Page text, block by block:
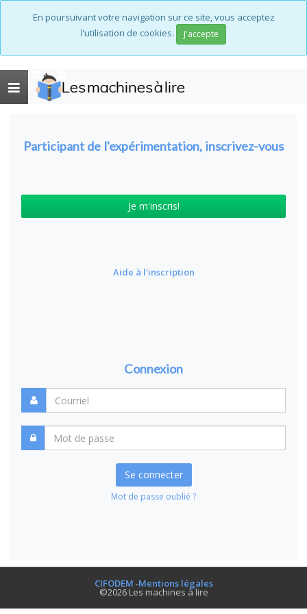
En poursuivant votre navigation sur ce site, vous acceptez
l’utilisation de cookies.
J'accepte
Toggle
navigation
Les machines à lire
Participant de l'expérimentation, inscrivez-vous
Je m'inscris!
Aide à l'inscription
Connexion
Se connecter
Mot de passe oublié ?
CIFODEM -Mentions légales
©2026 Les machines à lire